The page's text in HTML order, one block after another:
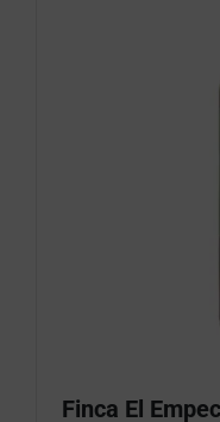
Finca El